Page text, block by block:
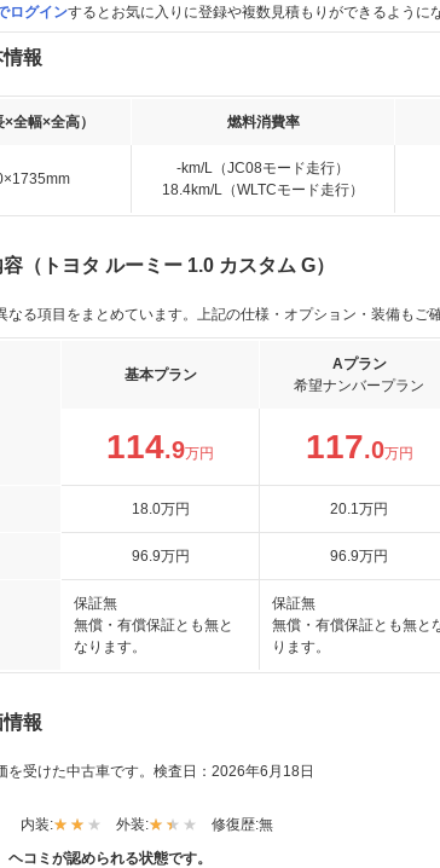
ログインするとお気に入りに登録や複数見積もりができるように
報
全幅×全高） 燃料消費率
-km/L（JC08モード走行）
18.4km/L（WLTCモード走行）
（トヨタ ルーミー 1.0 カスタム G）
る項目をまとめています。上記の仕様・オプション・装備もご確
基本プラン
Aプラン
希望ナンバープラン
114.9万円 117.0万円
18.0万円 20.1万円
96.9万円 96.9万円
保証無
無償・有償保証とも無と
なります。
保証無
無償・有償保証とも無と
ります。
報
受けた中古車です。 検査日：2026年6月18日
内装: 外装: 修復歴:無
コミが認められる状態です。